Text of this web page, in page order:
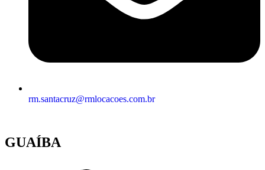
rm.santacruz@rmlocacoes.com.br
GUAÍBA